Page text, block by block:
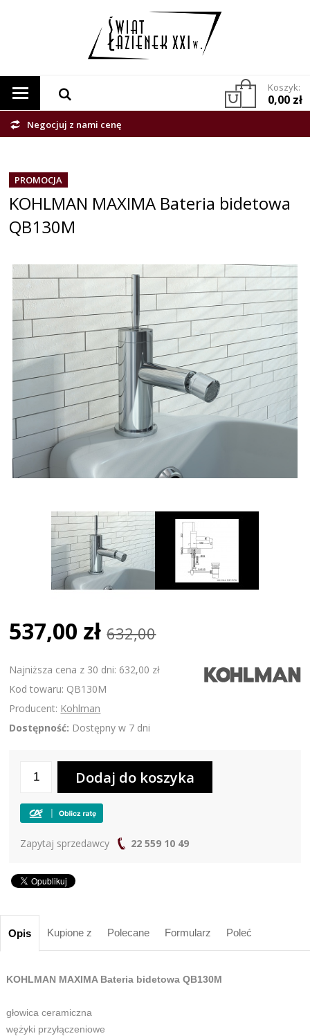
Koszyk:
0,00 zł
Negocjuj z nami cenę
PROMOCJA
KOHLMAN MAXIMA Bateria bidetowa
QB130M
537,00 zł 632,00
Najniższa cena z 30 dni: 632,00 zł
Kod towaru: QB130M
Producent: Kohlman
Dostępność: Dostępny w 7 dni
Zapytaj sprzedawcy 22 559 10 49
Opis Kupione z Polecane Formularz Poleć
KOHLMAN MAXIMA Bateria bidetowa QB130M
głowica ceramiczna
wężyki przyłączeniowe